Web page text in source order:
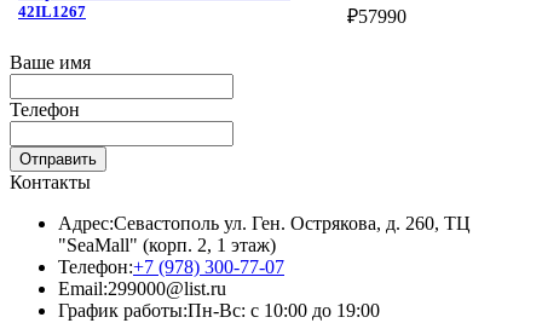
42IL1267
₽57990
Ваше имя
Телефон
Отправить
Контакты
Адрес:Севастополь ул. Ген. Острякова, д. 260, ТЦ
"SeaMall" (корп. 2, 1 этаж)
Телефон:+7 (978) 300-77-07
Email:299000@list.ru
График работы:Пн-Вс: с 10:00 до 19:00